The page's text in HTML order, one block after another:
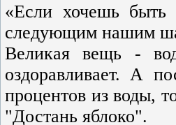
«Если хочешь быть
следующим нашим
Великая вещь -
оздоравливает. А
процентов из воды,
"Достань яблоко".